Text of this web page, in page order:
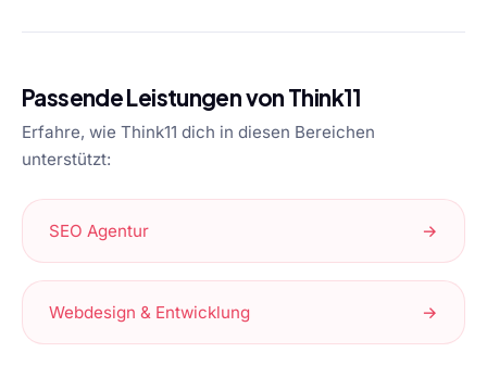
Passende Leistungen von Think11
Erfahre, wie Think11 dich in diesen Bereichen
unterstützt:
SEO Agentur →
Webdesign & Entwicklung →